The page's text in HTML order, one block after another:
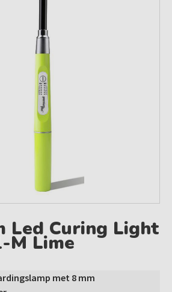
Led Curing Light
M Lime
met 8 mm